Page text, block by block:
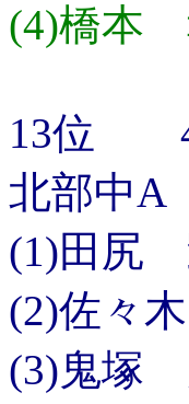
(4)橋本
13位
北部中A
(1)田尻
(2)佐々
(3)鬼塚